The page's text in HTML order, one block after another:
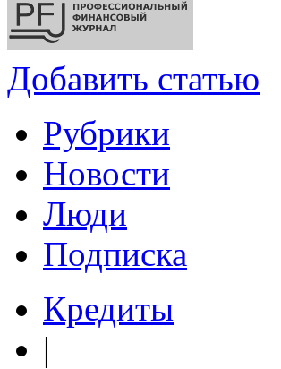
Добавить статью
Рубрики
Новости
Люди
Подписка
Кредиты
|